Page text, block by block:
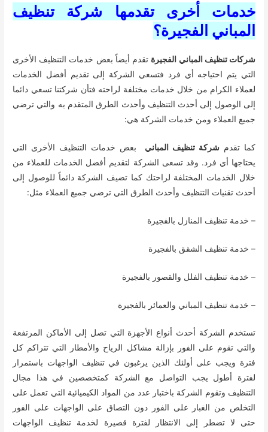
خدمات أخرى تقدمها شركة تنظيف
المباني الفجيرة؟
شركات تنظيف المباني الفجيرة تقدم أيضاً بعض خدمات التنظيف الأخرى
التي يتم احتياجه أي فرد فتسعي الشركة إلى تقديم أفضل الخدمات
لعملاء الكرام من خلال خدمات مختلفة لراحته فتأن شركتنا تسعي دائما
إلى الوصول إلى أحدث التنظيف وأحدث الطرق المتقدم به والتي ترضي
جميع العملاء ومن خدمات الشركة هي:
كما تقدمشركة تنظيف المباني بعض خدمات التنظيف الأخرى التي
يحتاجها أي فرد. وقد تسعى الشركة لتقديم أفضل الخدمات للعملاء من
خلال الخدمات المختلفة لراحتك كما تضيف الشركة دائماً للوصول إلى
أحدث تقنيات التنظيف وأحدث الطرق التي ترضي جميع العملاء مثل:
– خدمة تنظيف المنازل بالفجيرة
– خدمة تنظيف الشقق بالفجيرة
– خدمة تنظيف الفلل والقصور بالفجيرة
– خدمة تنظيف المباني والعمائر بالفجيرة
تستخدم الشركة أحدث أنواع الأجهزة التي تصل إلى الأماكن المرتفعة
والتي تقوم على الفور بإزالة مشاكل الرياح والأمطار التي تتراكم كل
فترة ويجب على أولئك الذين يرغبون في تنظيف الواجهات باستمرار
لفترة أطول يجب التواصل مع الشركة كمتخصصين في هذا مجال
التنظيف وتقوم الشركة باختبار عدد من المواد الكيميائية التي تعمل على
التخلص من الغبار على الفور دون التصاق على الواجهات على الفور
حتى لا تضطر إلى الانتظار لفترة قصيرة لخدمة تنظيف الواجهات